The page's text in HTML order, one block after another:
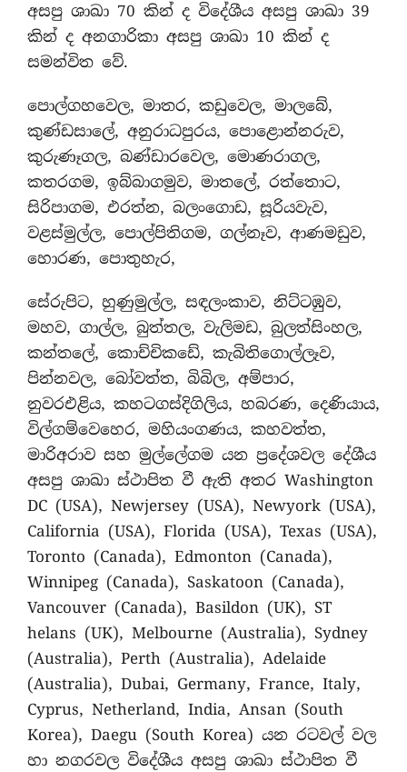
අසපු ශාඛා 70 කින් ද විදේශීය අසපු ශාඛා 39
කින් ද අනගාරිකා අසපු ශාඛා 10 කින් ද
සමන්විත වේ.
පොල්ගහවෙල, මාතර, කඩුවෙල, මාලබේ,
කුණ්ඩසාලේ, අනුරාධපුරය, පොළොන්නරුව,
කුරුණෑගල, බණ්ඩාරවෙල, මොණරාගල,
කතරගම, ඉබ්බාගමුව, මාතලේ, රත්තොට,
සිරිපාගම, එරත්න, බලංගොඩ, සූරියවැව,
වළස්මුල්ල, පොල්පිතිගම, ගල්නෑව, ආණමඩුව,
හොරණ, පොතුහැර,
සේරුපිට, හුණුමුල්ල, සඳලංකාව, නිට්ටඹුව,
මහව, ගාල්ල, බුත්තල, වැලිමඩ, බුලත්සිංහල,
කන්තලේ, කොච්චිකඩේ, කැබිතිගොල්ලෑව,
පින්නවල, බෝවත්ත, බිබිල, අම්පාර,
නුවරඑළිය, කහටගස්දිගිලිය, හබරණ, දෙණියාය,
විල්ගම්වෙහෙර, මහියංගණය, කහවත්ත,
මාරිඅරාව සහ මුල්ලේගම යන ප්‍රදේශවල දේශීය
අසපු ශාඛා ස්ථාපිත වී ඇති අතර Washington
DC (USA), Newjersey (USA), Newyork (USA),
California (USA), Florida (USA), Texas (USA),
Toronto (Canada), Edmonton (Canada),
Winnipeg (Canada), Saskatoon (Canada),
Vancouver (Canada), Basildon (UK), ST
helans (UK), Melbourne (Australia), Sydney
(Australia), Perth (Australia), Adelaide
(Australia), Dubai, Germany, France, Italy,
Cyprus, Netherland, India, Ansan (South
Korea), Daegu (South Korea) යන රටවල් වල
හා නගරවල විදේශීය අසපු ශාඛා ස්ථාපිත වී